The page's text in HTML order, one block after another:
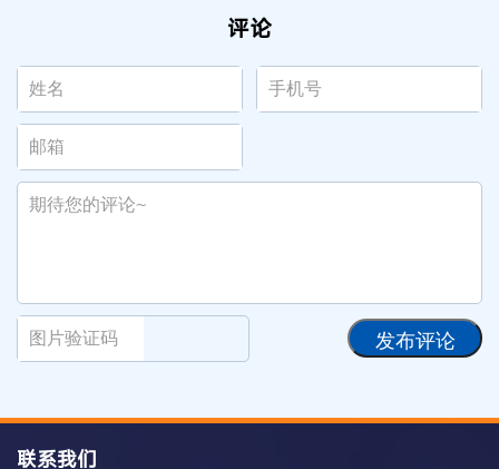
评论
发布评论
联系我们